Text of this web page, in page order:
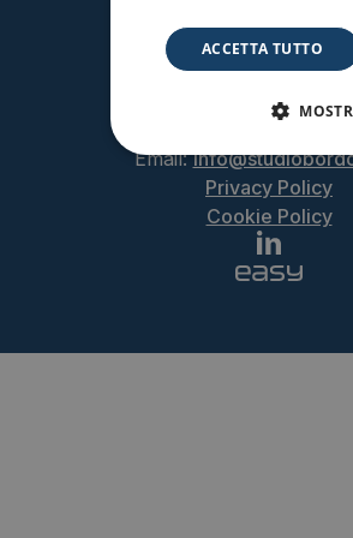
P.IVA
Via Umberto
90144 – Palermo
Email:
Privacy Policy
Cookie Policy
ACCETTA TUTTO